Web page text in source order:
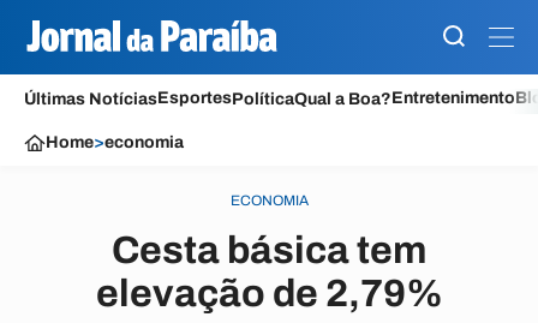
Últimas NotíciasEsportesPolíticaQual a Boa?Entretenimento
Home>economia
ECONOMIA
Cesta básica tem
elevação de 2,79%